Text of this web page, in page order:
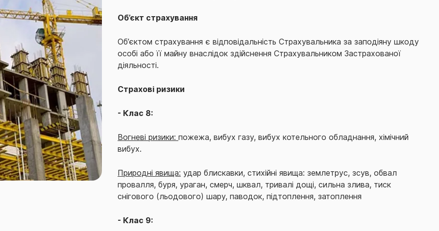
Об’єкт страхування
Об’єктом страхування є відповідальність Страхувальника за заподіяну шкоду
особі або її майну внаслідок здійснення Страхувальником Застрахованої
діяльності.
Страхові ризики
- Клас 8:
Вогневі ризики: пожежа, вибух газу, вибух котельного обладнання, хімічний
вибух.
Природні явища: удар блискавки, стихійні явища: землетрус, зсув, обвал
провалля, буря, ураган, смерч, шквал, тривалі дощі, сильна злива, тиск
снігового (льодового) шару, паводок, підтоплення, затоплення
- Клас 9: